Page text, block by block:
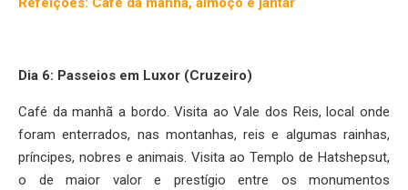
Dia 6: Passeios em Luxor (Cruzeiro)
Café da manhã a bordo. Visita ao Vale dos Reis, local onde
foram enterrados, nas montanhas, reis e algumas rainhas,
príncipes, nobres e animais. Visita ao Templo de Hatshepsut,
o de maior valor e prestígio entre os monumentos